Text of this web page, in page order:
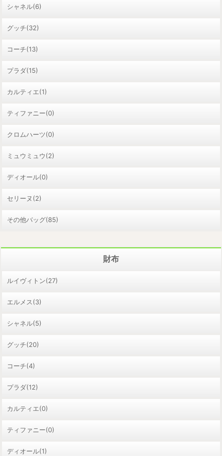
シャネル(6)
グッチ(32)
コーチ(13)
プラダ(15)
カルティエ(1)
ティファニー(0)
クロムハーツ(0)
ミュウミュウ(2)
ディオール(0)
セリーヌ(2)
その他バッグ(85)
財布
ルイヴィトン(27)
エルメス(3)
シャネル(5)
グッチ(20)
コーチ(4)
プラダ(12)
カルティエ(0)
ティファニー(0)
ディオール(1)